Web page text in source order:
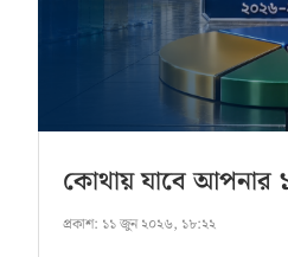
কোথায় যাবে আপনার
প্রকাশ: ১১ জুন ২০২৬, ১৮:২২